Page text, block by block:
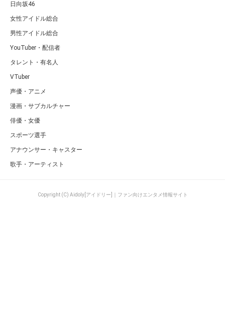
日向坂46
女性アイドル総合
男性アイドル総合
YouTuber・配信者
タレント・有名人
VTuber
声優・アニメ
漫画・サブカルチャー
俳優・女優
スポーツ選手
アナウンサー・キャスター
歌手・アーティスト
Copyright (C) Aidoly[アイドリー]｜ファン向けエンタメ情報サイト